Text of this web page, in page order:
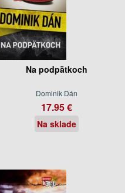
Na podpätkoch
Dominik Dán
17.95 €
Na sklade